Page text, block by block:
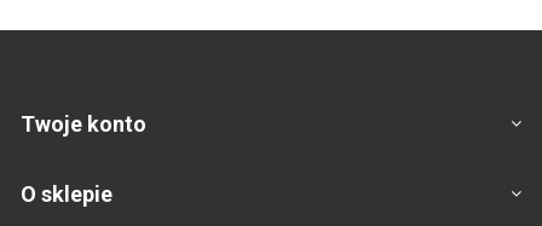
Twoje konto
O sklepie